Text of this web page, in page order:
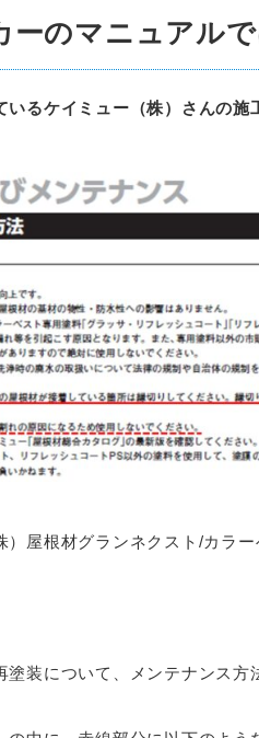
ーのマニュアルで
いるケイミュー（株）さんの施
）屋根材グランネクスト/カラ
塗装について、メンテナンス方